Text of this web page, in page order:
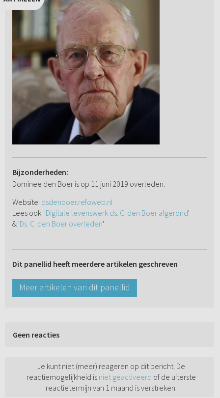
Bijzonderheden:
Dominee den Boer is op 11 juni 2019 overleden.
Website: dsdenboer.refoweb.nl
Lees ook: 'Digitale levenswerk ds. C. den Boer afgerond'
& 'Ds. C. den Boer overleden'
Dit panellid heeft meerdere artikelen geschreven
Meer artikelen van dit panellid
Geen reacties
Je kunt niet (meer) reageren op dit bericht. De
reactiemogelijkheid is niet geactiveerd of de uiterste
reactietermijn van 1 maand is verstreken.